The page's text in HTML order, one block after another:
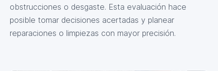
obstrucciones o desgaste. Esta evaluación hace
posible tomar decisiones acertadas y planear
reparaciones o limpiezas con mayor precisión.